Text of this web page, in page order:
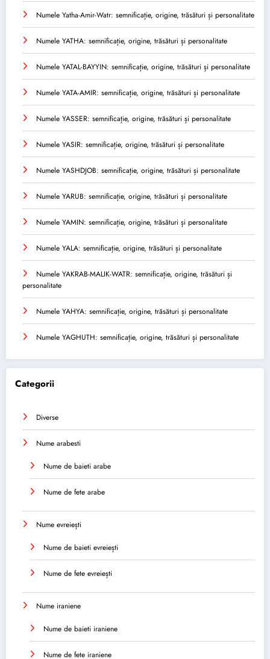
Numele Yatha-Amir-Watr: semnificație, origine, trăsături și personalitate
Numele YATHA: semnificație, origine, trăsături și personalitate
Numele YATAL-BAYYIN: semnificație, origine, trăsături și personalitate
Numele YATA-AMIR: semnificație, origine, trăsături și personalitate
Numele YASSER: semnificație, origine, trăsături și personalitate
Numele YASIR: semnificație, origine, trăsături și personalitate
Numele YASHDJOB: semnificație, origine, trăsături și personalitate
Numele YARUB: semnificație, origine, trăsături și personalitate
Numele YAMIN: semnificație, origine, trăsături și personalitate
Numele YALA: semnificație, origine, trăsături și personalitate
Numele YAKRAB-MALIK-WATR: semnificație, origine, trăsături și
personalitate
Numele YAHYA: semnificație, origine, trăsături și personalitate
Numele YAGHUTH: semnificație, origine, trăsături și personalitate
Categorii
Diverse
Nume arabesti
Nume de baieti arabe
Nume de fete arabe
Nume evreiești
Nume de baieti evreiești
Nume de fete evreiești
Nume iraniene
Nume de baieti iraniene
Nume de fete iraniene